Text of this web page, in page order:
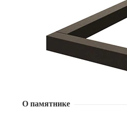
О памятнике